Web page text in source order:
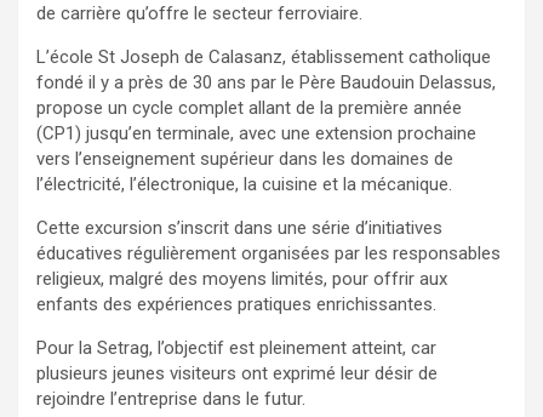
de carrière qu’offre le secteur ferroviaire.
L’école St Joseph de Calasanz, établissement catholique
fondé il y a près de 30 ans par le Père Baudouin Delassus,
propose un cycle complet allant de la première année
(CP1) jusqu’en terminale, avec une extension prochaine
vers l’enseignement supérieur dans les domaines de
l’électricité, l’électronique, la cuisine et la mécanique.
Cette excursion s’inscrit dans une série d’initiatives
éducatives régulièrement organisées par les responsables
religieux, malgré des moyens limités, pour offrir aux
enfants des expériences pratiques enrichissantes.
Pour la Setrag, l’objectif est pleinement atteint, car
plusieurs jeunes visiteurs ont exprimé leur désir de
rejoindre l’entreprise dans le futur.